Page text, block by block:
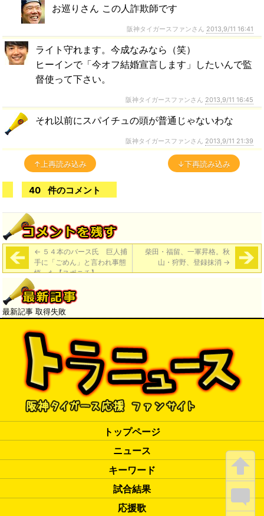
お巡りさん この人詐欺師です
阪神タイガースファンさん 2013,9/11 16:41
ライト守れます。今成なみなら（笑）
ヒーインで「今オフ結婚宣言します」したいんで監
督使って下さい。
阪神タイガースファンさん 2013,9/11 16:45
それ以前にスパイチュの頭が普通じゃないわな
阪神タイガースファンさん 2013,9/11 21:39
↑上再読み込み ↓下再読み込み
40 件のコメント
← ５４本のバース氏 巨人捕
手に「ごめん」と言われ事態
悟った【スポニチ】
柴田・福留、一軍昇格。秋
山・狩野、登録抹消 →
最新記事 取得失敗
トップページ
ニュース
キーワード
試合結果
応援歌